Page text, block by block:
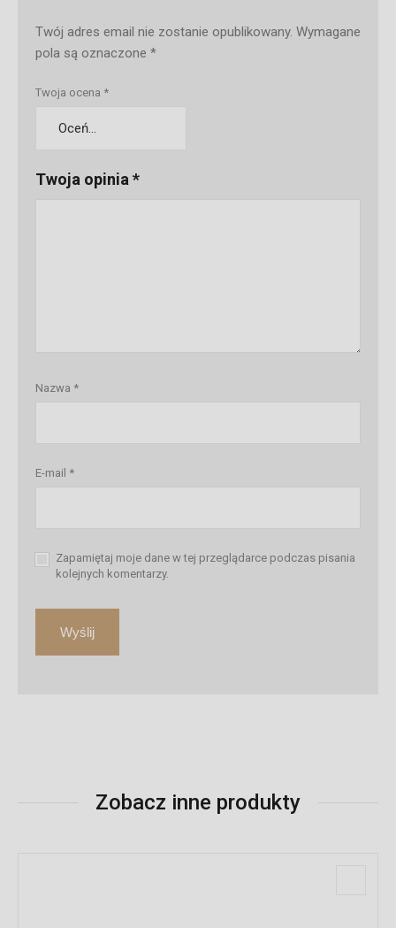
Twój adres email nie zostanie opublikowany. Wymagane
pola są oznaczone *
Twoja ocena *
Twoja opinia*
Nazwa *
E-mail *
Zapamiętaj moje dane w tej przeglądarce podczas pisania
kolejnych komentarzy.
Zobacz inne produkty